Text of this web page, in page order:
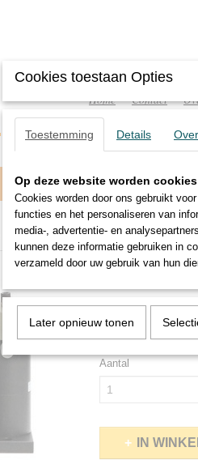
Home Contact
PNEUMATISCHE TRILLERS
FKL-
€ 644,27
Levertijd circa 3
Aantal
IN
Cookies toestaan Opties
Toestemming Details Over
Op deze website worden
Cookies worden door ons gebruikt
functies en het personaliseren van
media-, advertentie- en
kunnen deze informatie gebruiken in
verzameld door uw gebruik van hun
Later opnieuw tonen